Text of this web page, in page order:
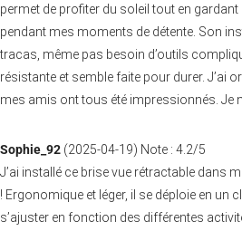
permet de profiter du soleil tout en
pendant mes moments de détente. Son
tracas, même pas besoin d’outils
résistante et semble faite pour durer. J’ai
mes amis ont tous été impressionnés. Je
Sophie_92 (2025-04-19) Note : 4.2/5
J’ai installé ce brise vue rétractable dans
! Ergonomique et léger, il se déploie en un
s’ajuster en fonction des différentes